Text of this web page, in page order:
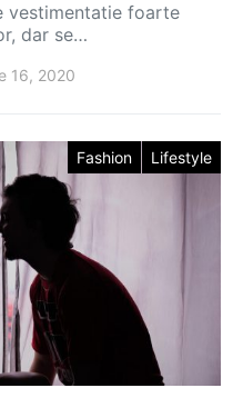
vestimentatie foarte
dar se…
16, 2020
Fashion Lifestyle